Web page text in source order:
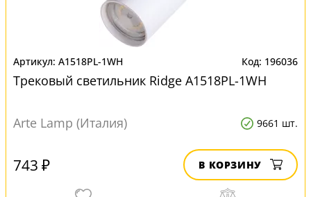
A1518PL-1WH 196036
Трековый светильник Ridge A1518PL-1WH
Arte Lamp (Италия) 9661 шт.
743 ₽ В КОРЗИНУ